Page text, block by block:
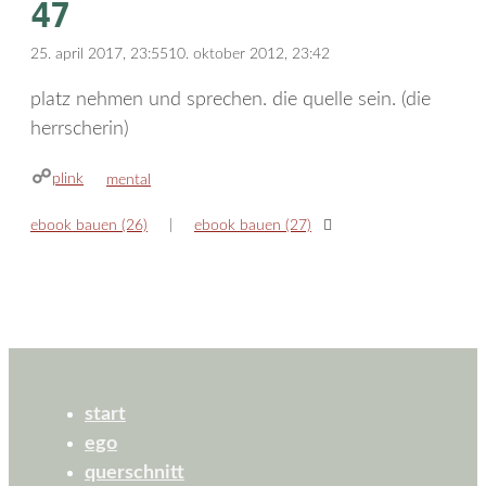
47
25. april 2017, 23:5510. oktober 2012, 23:42
platz nehmen und sprechen. die quelle sein. (die
herrscherin)
plink kategorien
mental
ebook bauen (26) ebook bauen (27)
start
ego
querschnitt